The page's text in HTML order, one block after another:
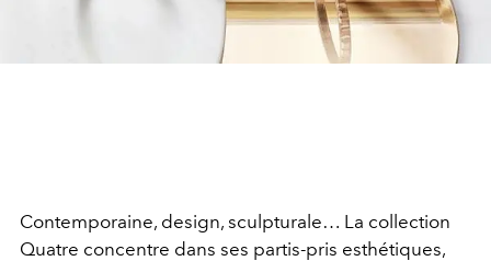
Contemporaine, design, sculpturale… La collection
Quatre concentre dans ses partis-pris esthétiques,